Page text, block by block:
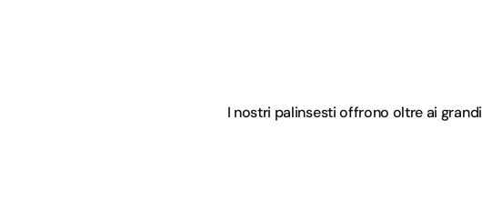
I nostri palinsesti offrono oltre ai